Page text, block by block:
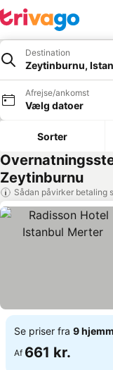
Destination
Zeytinburnu,
Afrejse/ankomst
Vælg datoer
Sorter
Zeytinburnu
Sådan påvirker betaling
Se priser fra 9
Af 661 kr.